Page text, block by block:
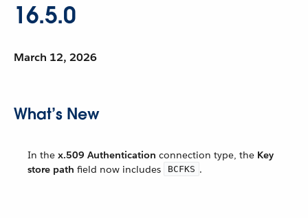
16.5.0
March 12, 2026
What’s New
In the x.509 Authentication connection type, the Key
store path field now includes BCFKS .